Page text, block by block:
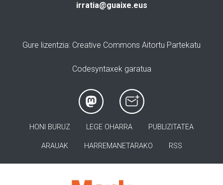
irratia@guaixe.eus
Gure lizentzia: Creative Commons Aitortu Partekatu
Codesyntaxek garatua
HONI BURUZ LEGE OHARRA PUBLIZITATEA
ARAUAK HARREMANETARAKO RSS